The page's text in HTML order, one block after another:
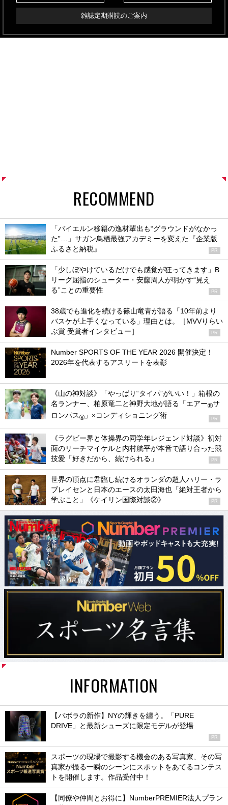
雑誌定期購読のご案内
RECOMMEND
「バイエルン移籍の逸材輩出も“グラウンドがなかっ
た”…」サガン鳥栖最強アカデミーを変えた『企業版
ふるさと納税』
PR
「少しぼやけているだけでも感覚が狂ってきます」B
リーグ屈指のシューター・安藤周人が明かす“見え
る”ことの重要性
PR
38歳でも進化を続ける篠山竜青が語る「10年前より
バスケが上手くなっている」理由とは。［MVVりらい
ぶ賞 受賞者インタビュー］
PR
Number SPORTS OF THE YEAR 2026 開催決定！
2026年を代表するアスリートを表彰
《山の神対談》「やっぱり“タイパ”がいい！」箱根の
名ランナー、柏原竜二と神野大地が語る「エアー®サ
ロンパス® 」×コンディショニング術 PR
《ラグビー界と体操界の同学年レジェンド対談》初対
面のリーチマイケルと内村航平が本音で語り合った競
技愛「好きだから、続けられる」
PR
世界の頂点に君臨し続けるオランダの超人ハリー・ラ
ブレイセンと日本のエースの太田海也「絶対王者から
学ぶこと」《ケイリン国際対談②》
PR
INFORMATION
【バボラの新作】NYの輝きを纏う。「PURE
DRIVE」と最新シューズに限定モデルが登場
PR
スポーツの現場で撮影する機会のある写真家、その写
真家が撮る一瞬のシーンにスポットをあてるコンテス
トを開催します。作品受付中！
【同僚や仲間とお得に】NumberPREMIER法人プラン